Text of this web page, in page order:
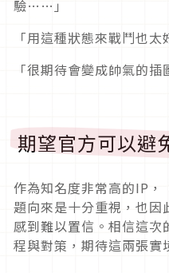
驗……」
「用這種狀態來戰鬥也太
「很期待會變成帥氣的插
期望官方可以避
作為知名度非常高的IP，
題向來是十分重視，也
感到難以置信。相信這次
程與對策，期待這兩張實